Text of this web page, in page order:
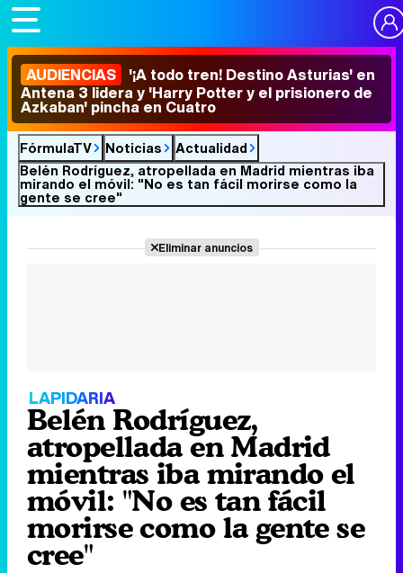
AUDIENCIAS '¡A todo tren! Destino Asturias' en
Antena 3 lidera y 'Harry Potter y el prisionero de
Azkaban' pincha en Cuatro
FórmulaTV Noticias
Actualidad
Belén Rodríguez, atropellada en Madrid mientras iba
mirando el móvil: "No es tan fácil morirse como la
gente se cree"
Eliminar anuncios
LAPIDARIA
Belén Rodríguez,
atropellada en Madrid
mientras iba mirando el
móvil: "No es tan fácil
morirse como la gente se
cree"